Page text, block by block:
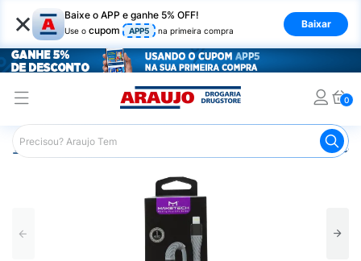
× Baixe o APP e ganhe 5% OFF!
Use o cupom APP5 na primeira compra
Baixar
0
Araujo Mercado Eletrônicos e